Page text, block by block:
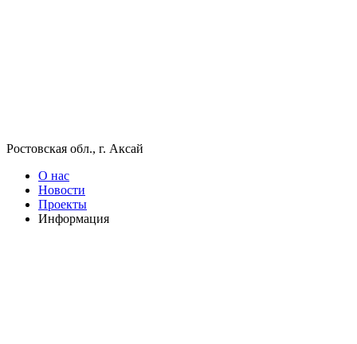
Ростовская обл., г. Аксай
О нас
Новости
Проекты
Информация